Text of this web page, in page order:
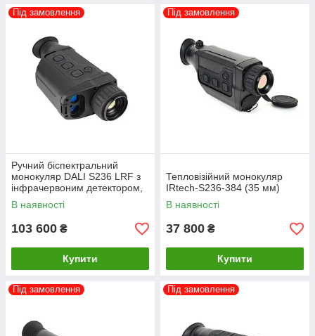
Під замовлення
Ручний біспектральний
монокуляр DALI S236 LRF з
інфрачервоним детектором,
дисплеєм та лазерним
далекоміром
В наявності
103 600 ₴
Купити
Під замовлення
Тепловізійний монокуляр
IRtech-S236-384 (35 мм)
В наявності
37 800 ₴
Купити
Під замовлення Під замовлення